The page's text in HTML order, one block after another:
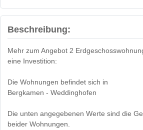
Beschreibung:
Mehr zum Angebot 2
eine Investition:
Die Wohnungen befindet sich in
Bergkamen - Weddinghofen
Die unten angegebenen Werte sind die
beider Wohnungen.